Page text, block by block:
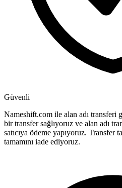
Güvenli
Nameshift.com ile alan adı transferi
bir transfer sağlıyoruz ve alan adı
satıcıya ödeme yapıyoruz. Transfer
tamamını iade ediyoruz.